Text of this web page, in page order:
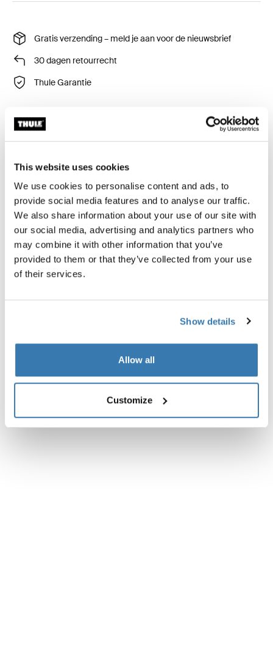
This website uses cookies
We use cookies to personalise content and ads, to
provide social media features and to analyse our traffic.
We also share information about your use of our site with
our social media, advertising and analytics partners who
may combine it with other information that you’ve
provided to them or that they’ve collected from your use
of their services.
Show details
Allow all
Customize
Gratis verzending – meld je aan voor de nieuwsbrief
30 dagen retourrecht
Thule Garantie
Een zachte opberghoes om de inhoud van uw Thule
gebruikt.
Toggle features
Alle eigenschappen
Toggle techspec
Technische specificaties